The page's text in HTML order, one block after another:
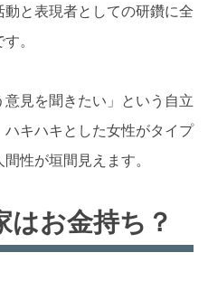
と表現者としての研鑽に全
。
見を聞きたい」という自立
キハキとした女性がタイプ
性が垣間見えます。
はお金持ち？